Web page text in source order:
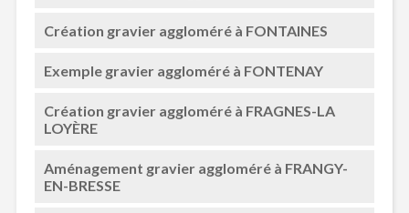
Création gravier aggloméré à FONTAINES
Exemple gravier aggloméré à FONTENAY
Création gravier aggloméré à FRAGNES-LA
LOYÈRE
Aménagement gravier aggloméré à FRANGY-
EN-BRESSE